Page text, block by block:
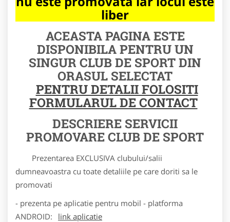
liber
ACEASTA PAGINA ESTE
DISPONIBILA PENTRU UN
SINGUR CLUB DE SPORT DIN
ORASUL SELECTAT
PENTRU DETALII FOLOSITI
FORMULARUL DE CONTACT
DESCRIERE SERVICII
PROMOVARE CLUB DE SPORT
Prezentarea EXCLUSIVA clubului/salii
dumneavoastra cu toate detaliile pe care doriti sa le
promovati
- prezenta pe aplicatie pentru mobil - platforma
ANDROID:
link aplicatie